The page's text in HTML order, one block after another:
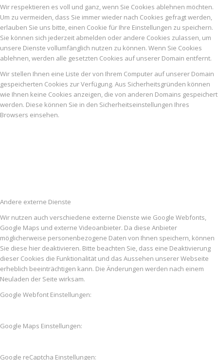
Wir respektieren es voll und ganz, wenn Sie Cookies ablehnen möchten.
Um zu vermeiden, dass Sie immer wieder nach Cookies gefragt werden,
erlauben Sie uns bitte, einen Cookie für Ihre Einstellungen zu speichern.
Sie können sich jederzeit abmelden oder andere Cookies zulassen, um
unsere Dienste vollumfänglich nutzen zu können. Wenn Sie Cookies
ablehnen, werden alle gesetzten Cookies auf unserer Domain entfernt.
Wir stellen Ihnen eine Liste der von Ihrem Computer auf unserer Domain
gespeicherten Cookies zur Verfügung. Aus Sicherheitsgründen können
wie Ihnen keine Cookies anzeigen, die von anderen Domains gespeichert
werden. Diese können Sie in den Sicherheitseinstellungen Ihres
Browsers einsehen.
Andere externe Dienste
Wir nutzen auch verschiedene externe Dienste wie Google Webfonts,
Google Maps und externe Videoanbieter. Da diese Anbieter
möglicherweise personenbezogene Daten von Ihnen speichern, können
Sie diese hier deaktivieren. Bitte beachten Sie, dass eine Deaktivierung
dieser Cookies die Funktionalität und das Aussehen unserer Webseite
erheblich beeinträchtigen kann. Die Änderungen werden nach einem
Neuladen der Seite wirksam.
Google Webfont Einstellungen:
Google Maps Einstellungen:
Google reCaptcha Einstellungen: